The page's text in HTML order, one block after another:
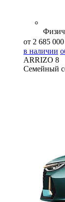
от 2 685
в наличии
ARRIZO 8
Семейный